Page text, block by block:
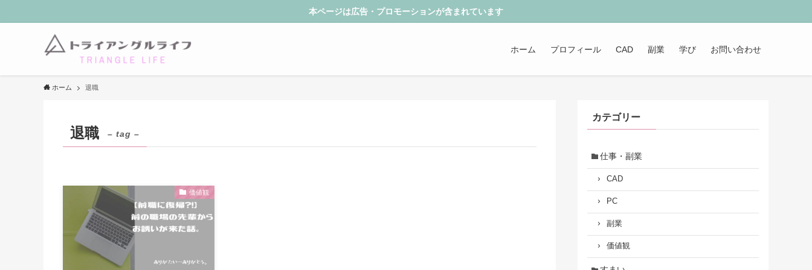
本ページは広告・プロモーションが含まれています
ホーム プロフィール CAD 副業 学び お問い合わせ
ホーム 退職
退職 – tag –
価値観
カテゴリー
仕事・副業
CAD
PC
副業
価値観